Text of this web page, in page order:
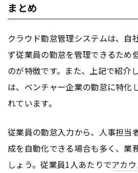
まとめ
クラウド勤怠管理システムは、自
ず従業員の勤怠を管理できるため
のが特徴です。また、上記で紹介
は、ベンチャー企業の勤怠に特化
れています。
従業員の勤怠入力から、人事担当
成を自動化できる場合も多く、業
しょう。従業員1人あたりでアカ